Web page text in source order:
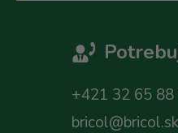
+421 32 65
bricol@bricol.sk